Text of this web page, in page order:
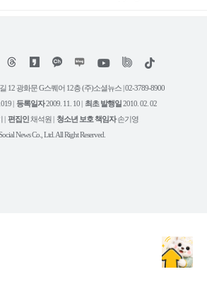
위
트
유
튜
틱
12 광화문 G스퀘어 12층 (주)소셜뉴스 | 02-3789-8900
| 등록일자2009. 11. 10 | 최초 발행일2010. 02. 02
| 편집인채석원 | 청소년 보호 책임자손기영
News Co., Ltd. All Right Reserved.